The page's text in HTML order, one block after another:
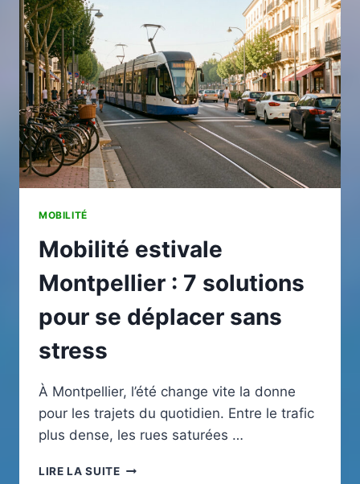
ATELIER
INDUSTRIEL
MOBILITÉ
Mobilité estivale
Montpellier : 7 solutions
pour se déplacer sans
stress
À Montpellier, l’été change vite la donne
pour les trajets du quotidien. Entre le trafic
plus dense, les rues saturées …
LIRE LA SUITEMOBILITÉ